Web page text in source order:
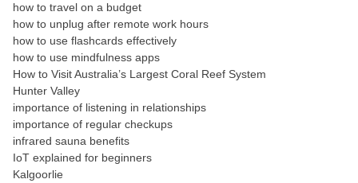
how to travel on a budget
how to unplug after remote work hours
how to use flashcards effectively
how to use mindfulness apps
How to Visit Australia’s Largest Coral Reef System
Hunter Valley
importance of listening in relationships
importance of regular checkups
infrared sauna benefits
IoT explained for beginners
Kalgoorlie